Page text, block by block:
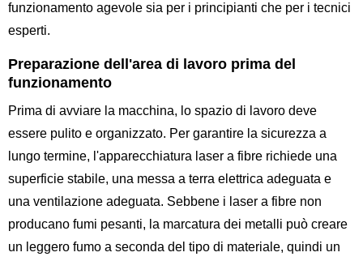
funzionamento agevole sia per i principianti che per i tecnici
esperti.
Preparazione dell'area di lavoro prima del
funzionamento
Prima di avviare la macchina, lo spazio di lavoro deve
essere pulito e organizzato. Per garantire la sicurezza a
lungo termine, l'apparecchiatura laser a fibre richiede una
superficie stabile, una messa a terra elettrica adeguata e
una ventilazione adeguata. Sebbene i laser a fibre non
producano fumi pesanti, la marcatura dei metalli può creare
un leggero fumo a seconda del tipo di materiale, quindi un